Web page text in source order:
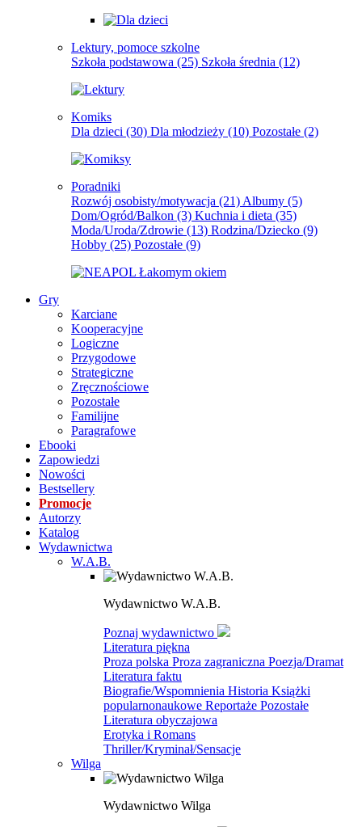
Lektury, pomoce szkolne
Szkoła podstawowa (25) Szkoła średnia (12)
Komiks
Dla dzieci (30) Dla młodzieży (10) Pozostałe (2)
Poradniki
Rozwój osobisty/motywacja (21) Albumy (5)
Dom/Ogród/Balkon (3) Kuchnia i dieta (35)
Moda/Uroda/Zdrowie (13) Rodzina/Dziecko (9)
Hobby (25) Pozostałe (9)
Gry
Karciane
Kooperacyjne
Logiczne
Przygodowe
Strategiczne
Zręcznościowe
Pozostałe
Familijne
Paragrafowe
Ebooki
Zapowiedzi
Nowości
Bestsellery
Promocje
Autorzy
Katalog
Wydawnictwa
W.A.B.
Wydawnictwo W.A.B.
Poznaj wydawnictwo
Literatura piękna
Proza polska Proza zagraniczna Poezja/Dramat
Literatura faktu
Biografie/Wspomnienia Historia Książki
popularnonaukowe Reportaże Pozostałe
Literatura obyczajowa
Erotyka i Romans
Thriller/Kryminał/Sensacje
Wilga
Wydawnictwo Wilga